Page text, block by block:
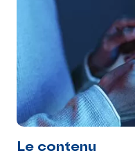
Le contenu